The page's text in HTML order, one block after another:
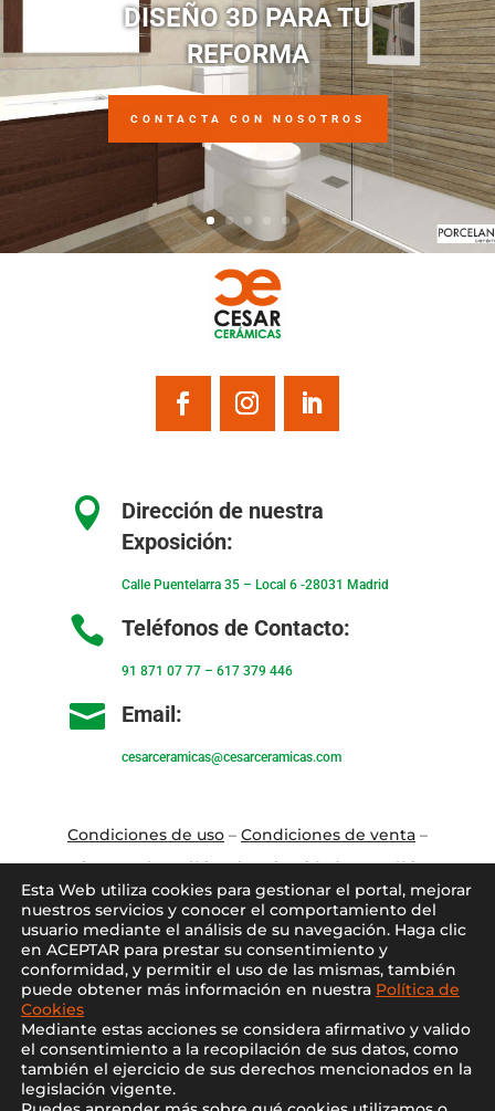
DISEÑO 3D PARA TU
REFORMA
CONTACTA CON NOSOTROS

Dirección de nuestra
Exposición:
Calle Puentelarra 35 – Local 6 -28031 Madrid
 Teléfonos de Contacto:
91 871 07 77– 617 379 446
 Email:
cesarceramicas@cesarceramicas.com
Condiciones de uso– Condiciones de venta–
Aviso Legal–Política de privacidad –Política
de cookies
Blog–Contacto–Conócenos –Mi Cuenta
Esta Web utiliza cookies para gestionar el portal, mejorar
nuestros servicios y conocer el comportamiento del
usuario mediante el análisis de su navegación. Haga clic
en ACEPTAR para prestar su consentimiento y
conformidad, y permitir el uso de las mismas, también
puede obtener más información en nuestra Política de
Cookies
Mediante estas acciones se considera afirmativo y valido
el consentimiento a la recopilación de sus datos, como
también el ejercicio de sus derechos mencionados en la
legislación vigente.